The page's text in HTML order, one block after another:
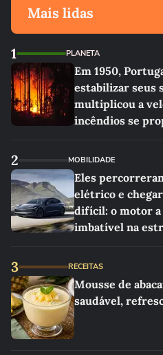
Mais lidas
1 PLANETA
Em 1950,
estabilizar seus
multiplicou a
incêndios se
2 MOBILIDADE
Eles
elétrico e
difícil: o motor a
imbatível na
3 RECEITAS
Mousse de
saudável,